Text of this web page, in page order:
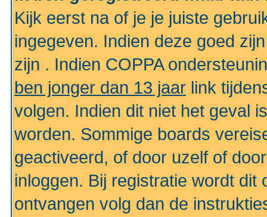
Kijk eerst na of je je juiste
ingegeven. Indien deze goed
zijn . Indien COPPA
ben jonger dan 13 jaar link
volgen. Indien dit niet het geval
worden. Sommige boards
geactiveerd, of door uzelf of
inloggen. Bij registratie wordt dit
ontvangen volg dan de